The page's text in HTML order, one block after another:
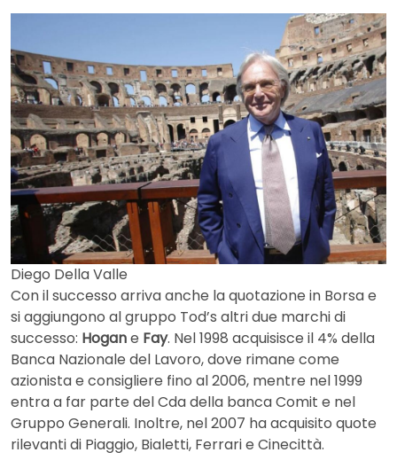
Diego Della Valle
Con il successo arriva anche la quotazione in Borsa e
si aggiungono al gruppo Tod’s altri due marchi di
successo: Hogane Fay. Nel 1998 acquisisce il 4% della
Banca Nazionale del Lavoro, dove rimane come
azionista e consigliere fino al 2006, mentre nel 1999
entra a far parte del Cda della banca Comit e nel
Gruppo Generali. Inoltre, nel 2007 ha acquisito quote
rilevanti di Piaggio, Bialetti, Ferrari e Cinecittà.